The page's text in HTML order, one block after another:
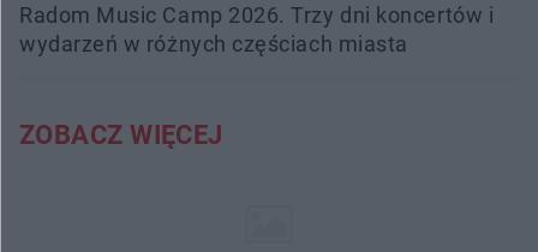
Radom Music Camp 2026. Trzy dni koncertów i
wydarzeń w różnych częściach miasta
ZOBACZ WIĘCEJ